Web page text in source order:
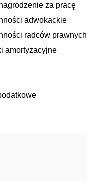
za pracę
adwokackie
radców prawnych
amortyzacyjne